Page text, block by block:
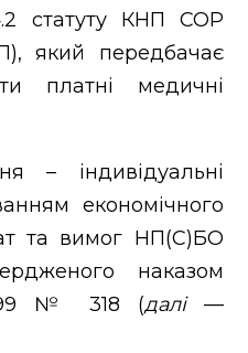
статуту КНП СОР
який передбачає
платні медичні
– індивідуальні
економічного
та вимог НП(С)БО
наказом
№ 318 (далі—